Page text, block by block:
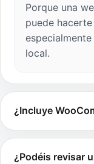
Porque una
puede
local.
¿Incluye
¿Podéis revisar